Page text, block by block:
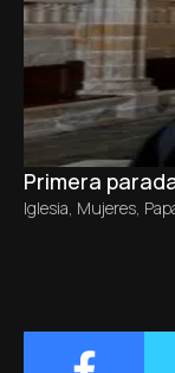
Primera
Iglesia, Mujeres,